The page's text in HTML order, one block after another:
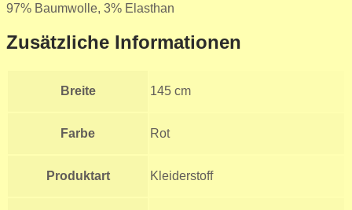
97% Baumwolle, 3% Elasthan
Zusätzliche Informationen
Breite 145 cm
Farbe Rot
Produktart Kleiderstoff